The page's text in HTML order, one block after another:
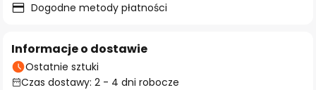
Dogodne metody płatności
Informacje o dostawie
Ostatnie sztuki
Czas dostawy: 2 - 4 dni robocze